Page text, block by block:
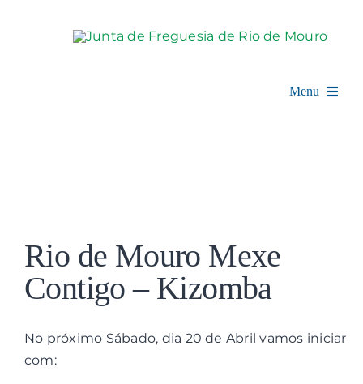
Menu
Balcão Digital
Larger
Image
Rio de Mouro Mexe
Contigo – Kizomba
No próximo Sábado, dia 20 de Abril vamos iniciar
com: